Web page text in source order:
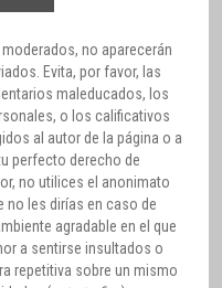
no aparecerán
Evita, por favor, las
maleducados, los
o los calificativos
al autor de la página o a
perfecto derecho de
no utilices el anonimato
no les dirías en caso de
agradable en el que
a sentirse insultados o
repetitiva sobre un mismo